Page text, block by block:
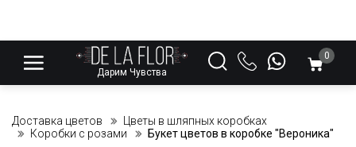
Дарим Чувства
0
Доставка цветов
Цветы в шляпных коробках
Коробки с розами
Букет цветов в коробке "Вероника"